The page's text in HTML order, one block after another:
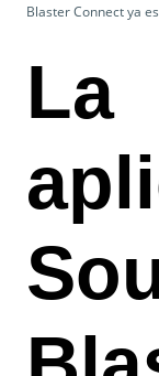
Blaster Connect ya
La